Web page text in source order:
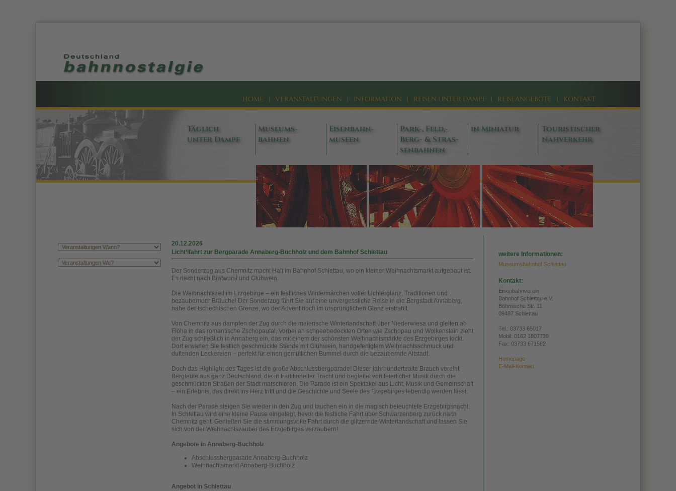
HOME | VERANSTALTUNGEN | INFORMATION | REISEN UNTER DAMPF | REISEANGEBOTE | KONTAKT
Täglich
unter Dampf
Museums-
bahnen
Eisenbahn-
museen
Park-, Feld,-
Berg- & Stras-
senbahnen
in Miniatur
Touristischer
Nahverkehr
20.12.2026
Licht‘lfahrt zur Bergparade Annaberg-Buchholz und dem Bahnhof Schlettau
Der Sonderzug aus Chemnitz macht Halt im Bahnhof Schlettau, wo ein kleiner Weihnachtsmarkt aufgebaut ist.
Es riecht nach Bratwurst und Glühwein.
Die Weihnachtszeit im Erzgebirge – ein festliches Wintermärchen voller Lichterglanz, Traditionen und
bezaubernder Bräuche! Der Sonderzug führt Sie auf eine unvergessliche Reise in die Bergstadt Annaberg,
nahe der tschechischen Grenze, wo der Advent noch im ursprünglichen Glanz erstrahlt.
Von Chemnitz aus dampfen der Zug durch die malerische Winterlandschaft über Niederwiesa und gleiten ab
Flöha in das romantische Zschopautal. Vorbei an schneebedeckten Orten wie Zschopau und Wolkenstein zieht
der Zug schließlich in Annaberg ein, das mit einem der schönsten Weihnachtsmärkte des Erzgebirges lockt.
Dort erwarten Sie festlich geschmückte Stände mit Glühwein, handgefertigtem Weihnachtsschmuck und
duftenden Leckereien – perfekt für einen gemütlichen Bummel durch die bezaubernde Altstadt.
Doch das Highlight des Tages ist die große Abschlussbergparade! Dieser jahrhundertealte Brauch vereint
Bergleute aus ganz Deutschland, die in traditioneller Tracht und begleitet von feierlicher Musik durch die
geschmückten Straßen der Stadt marschieren. Die Parade ist ein Spektakel aus Licht, Musik und Gemeinschaft
– ein Erlebnis, das direkt ins Herz trifft und die Geschichte und Seele des Erzgebirges lebendig werden lässt.
Nach der Parade steigen Sie wieder in den Zug und tauchen ein in die magisch beleuchtete Erzgebirgsnacht.
In Schlettau wird eine kleine Pause eingelegt, bevor die festliche Fahrt über Schwarzenberg zurück nach
Chemnitz geht. Genießen Sie die stimmungsvolle Fahrt durch die glitzernde Winterlandschaft und lassen Sie
sich von der Weihnachtszauber des Erzgebirges verzaubern!
Angebote in Annaberg-Buchholz
Abschlussbergparade Annaberg-Buchholz
Weihnachtsmarkt Annaberg-Buchholz
Angebot in Schlettau
weitere Informationen:
Museumsbahnhof Schlettau
Kontakt:
Eisenbahnverein
Bahnhof Schlettau e.V.
Böhmische Str. 11
09487 Schlettau
Tel.: 03733 65017
Mobil: 0162 1807739
Fax: 03733 671582
Homepage
E-Mail-Kontakt